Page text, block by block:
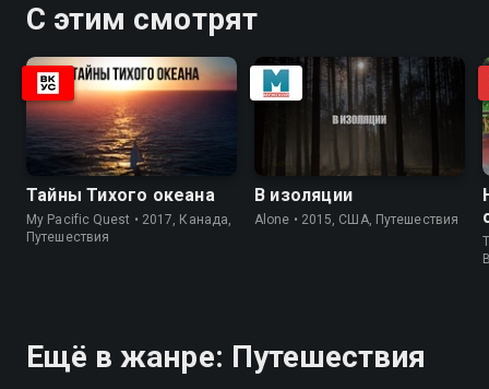
С этим смотрят
Тайны Тихого океана
My Pacific Quest • 2017, Канада,
Путешествия
В изоляции
Alone • 2015, США, Путешествия
Ещё в жанре: Путешествия